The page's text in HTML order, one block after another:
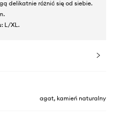
delikatnie różnić się od siebie.
L/XL.
agat, kamień naturalny